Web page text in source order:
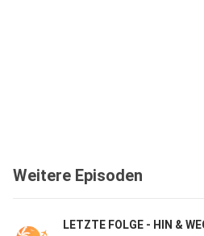
Weitere Episoden